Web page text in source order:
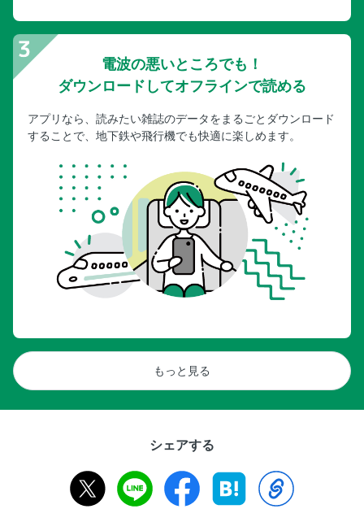
電波の悪いところでも！
ダウンロードしてオフラインで読める
アプリなら、読みたい雑誌のデータをまるごとダウンロード
することで、地下鉄や飛行機でも快適に楽しめます。
もっと見る
シェアする